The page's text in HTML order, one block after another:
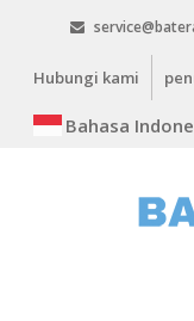
Hubungi kami
Bahasa